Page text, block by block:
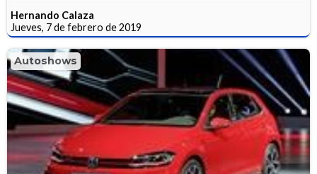
Hernando Calaza
Jueves, 7 de febrero de 2019
Autoshows